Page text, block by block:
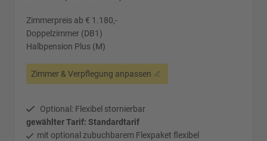
Zimmerpreis ab € 1.180,-
Doppelzimmer (DB1)
Halbpension Plus (M)
Zimmer & Verpflegung anpassen
Optional: Flexibel stornierbar
gewählter Tarif: Standardtarif
mit optional zubuchbarem Flexpaket flexibel